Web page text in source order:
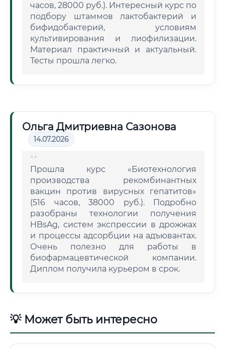
часов, 28000 руб.). Интересный курс по
подбору штаммов лактобактерий и
бифидобактерий, условиям
культивирования и лиофилизации.
Материал практичный и актуальный.
Тесты прошла легко.
Ольга Дмитриевна Сазонова
14.07.2026
Прошла курс «Биотехнология
производства рекомбинантных
вакцин против вирусных гепатитов»
(516 часов, 38000 руб.). Подробно
разобраны технологии получения
HBsAg, систем экспрессии в дрожжах
и процессы адсорбции на адъювантах.
Очень полезно для работы в
биофармацевтической компании.
Диплом получила курьером в срок.
💡 Может быть интересно